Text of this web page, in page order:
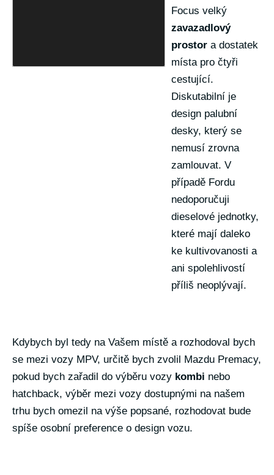
Focus velký
zavazadlový
prostor a dostatek
místa pro čtyři
cestující.
Diskutabilní je
design palubní
desky, který se
nemusí zrovna
zamlouvat. V
případě Fordu
nedoporučuji
dieselové jednotky,
které mají daleko
ke kultivovanosti a
ani spolehlivostí
příliš neoplývají.
Kdybych byl tedy na Vašem místě a rozhodoval bych
se mezi vozy MPV, určitě bych zvolil Mazdu Premacy,
pokud bych zařadil do výběru vozy kombi nebo
hatchback, výběr mezi vozy dostupnými na našem
trhu bych omezil na výše popsané, rozhodovat bude
spíše osobní preference o design vozu.